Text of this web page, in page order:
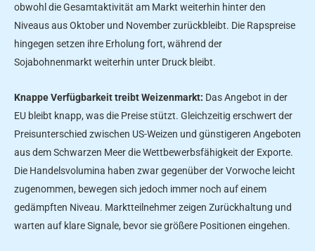
obwohl die Gesamtaktivität am Markt weiterhin hinter den
Niveaus aus Oktober und November zurückbleibt. Die Rapspreise
hingegen setzen ihre Erholung fort, während der
Sojabohnenmarkt weiterhin unter Druck bleibt.
Knappe Verfügbarkeit treibt Weizenmarkt: Das Angebot in der
EU bleibt knapp, was die Preise stützt. Gleichzeitig erschwert der
Preisunterschied zwischen US-Weizen und günstigeren Angeboten
aus dem Schwarzen Meer die Wettbewerbsfähigkeit der Exporte.
Die Handelsvolumina haben zwar gegenüber der Vorwoche leicht
zugenommen, bewegen sich jedoch immer noch auf einem
gedämpften Niveau. Marktteilnehmer zeigen Zurückhaltung und
warten auf klare Signale, bevor sie größere Positionen eingehen.